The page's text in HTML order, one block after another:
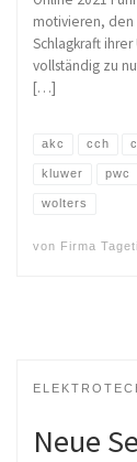
motivieren, den
Schlagkraft
vollständig zu
[…]
akc cch
kluwer pwc
wolters
von Firma
Neue